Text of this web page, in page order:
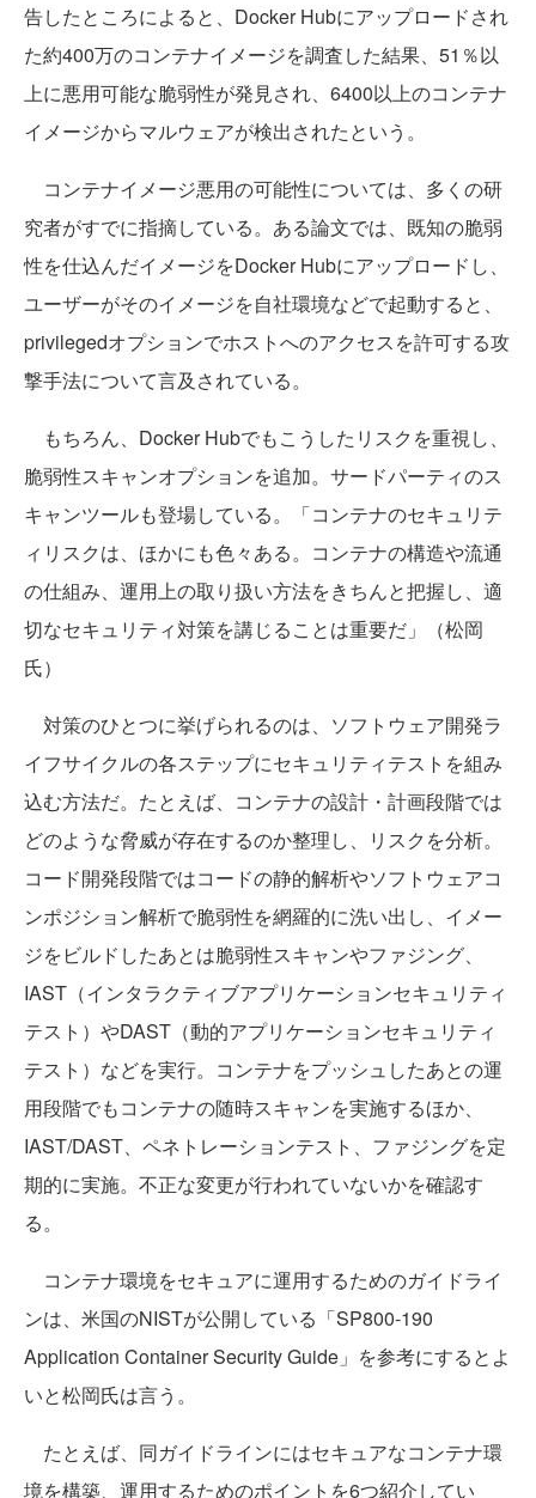
告したところによると、Docker Hubにアップロードされ
た約400万のコンテナイメージを調査した結果、51％以
上に悪用可能な脆弱性が発見され、6400以上のコンテナ
イメージからマルウェアが検出されたという。
コンテナイメージ悪用の可能性については、多くの研
究者がすでに指摘している。ある論文では、既知の脆弱
性を仕込んだイメージをDocker Hubにアップロードし、
ユーザーがそのイメージを自社環境などで起動すると、
privilegedオプションでホストへのアクセスを許可する攻
撃手法について言及されている。
もちろん、Docker Hubでもこうしたリスクを重視し、
脆弱性スキャンオプションを追加。サードパーティのス
キャンツールも登場している。「コンテナのセキュリテ
ィリスクは、ほかにも色々ある。コンテナの構造や流通
の仕組み、運用上の取り扱い方法をきちんと把握し、適
切なセキュリティ対策を講じることは重要だ」（松岡
氏）
対策のひとつに挙げられるのは、ソフトウェア開発ラ
イフサイクルの各ステップにセキュリティテストを組み
込む方法だ。たとえば、コンテナの設計・計画段階では
どのような脅威が存在するのか整理し、リスクを分析。
コード開発段階ではコードの静的解析やソフトウェアコ
ンポジション解析で脆弱性を網羅的に洗い出し、イメー
ジをビルドしたあとは脆弱性スキャンやファジング、
IAST（インタラクティブアプリケーションセキュリティ
テスト）やDAST（動的アプリケーションセキュリティ
テスト）などを実行。コンテナをプッシュしたあとの運
用段階でもコンテナの随時スキャンを実施するほか、
IAST/DAST、ペネトレーションテスト、ファジングを定
期的に実施。不正な変更が行われていないかを確認す
る。
コンテナ環境をセキュアに運用するためのガイドライ
ンは、米国のNISTが公開している「SP800-190
Application Container Security Guide」を参考にするとよ
いと松岡氏は言う。
たとえば、同ガイドラインにはセキュアなコンテナ環
境を構築、運用するためのポイントを6つ紹介してい